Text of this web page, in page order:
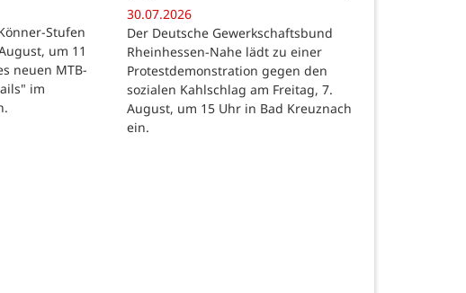
Stufen
um 11
neuen MTB-
im
30.07.2026
Der Deutsche Gewerkschaftsbund
Rheinhessen-Nahe lädt zu einer
Protestdemonstration gegen den
sozialen Kahlschlag am Freitag, 7.
August, um 15 Uhr in Bad Kreuznach
ein.